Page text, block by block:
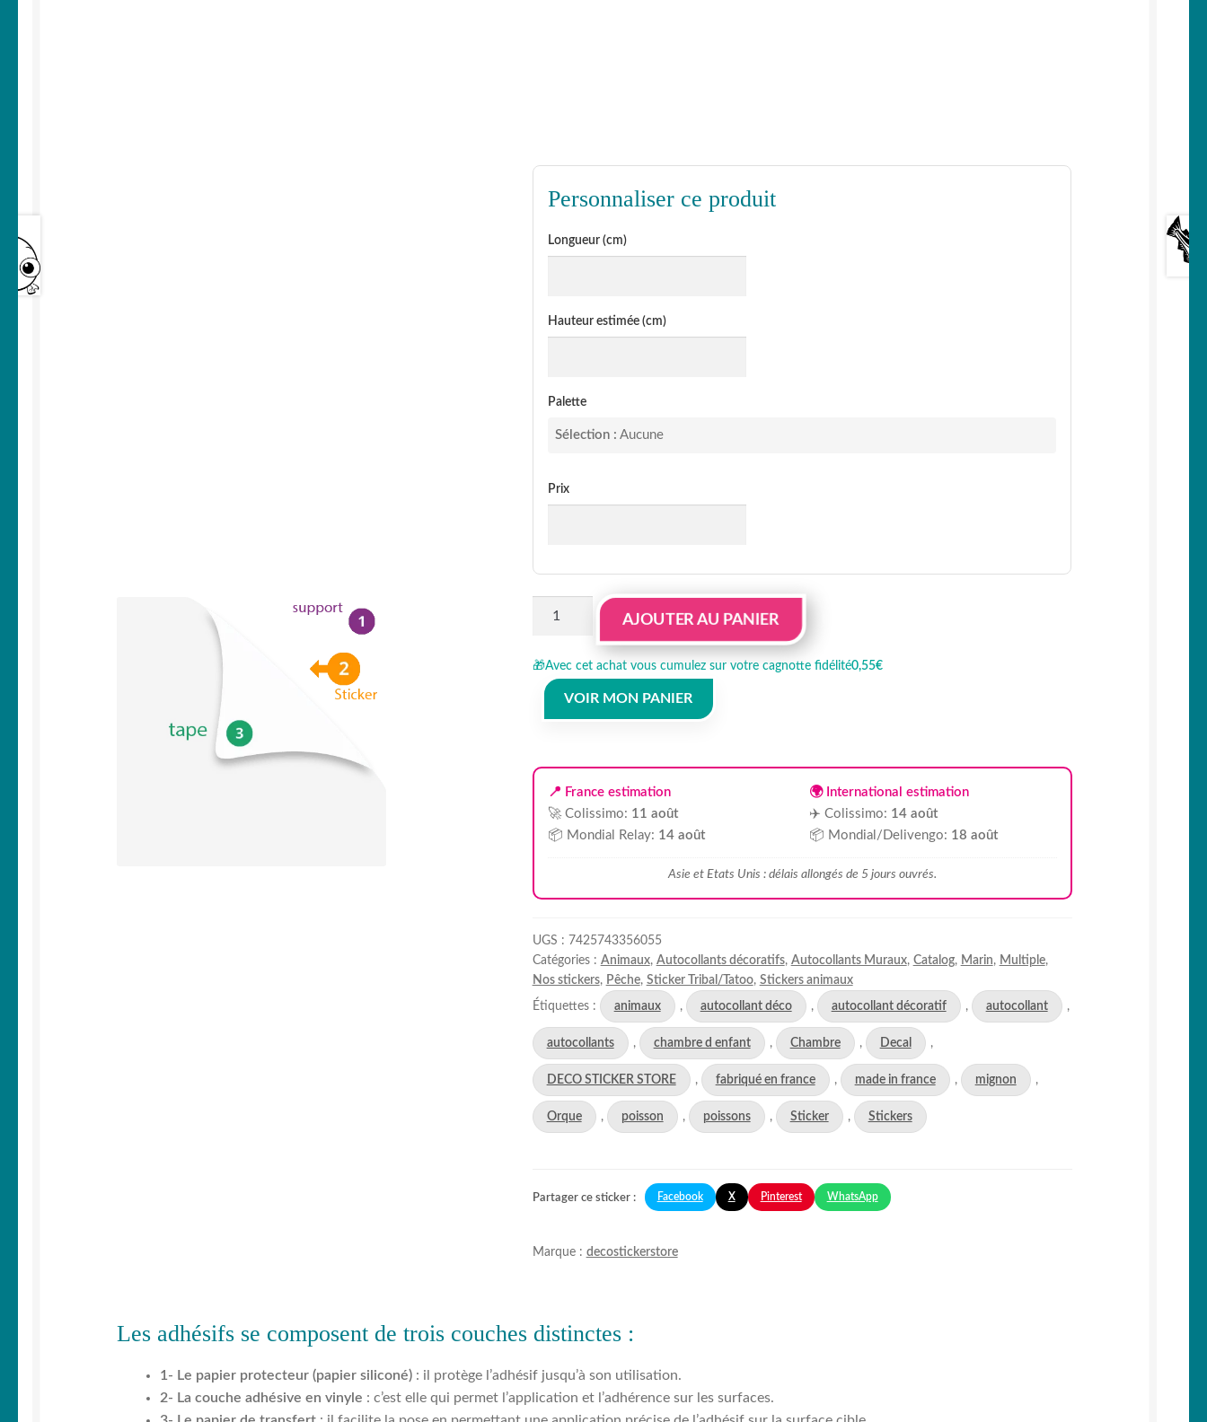
Personnaliser ce produit
Longueur (cm)
Hauteur estimée (cm)
Palette
Sélection : Aucune
Prix
autocollant
poisson
orque
AJOUTER AU PANIER
🎁Avec cet achat vous cumulez sur votre cagnotte fidélité0,55€
VOIR MON PANIER
📍 France estimation
🚀 Colissimo: 11 août
📦 Mondial Relay: 14 août
🌍 International estimation
✈️ Colissimo: 14 août
📦 Mondial/Delivengo: 18 août
Asie et Etats Unis : délais allongés de 5 jours ouvrés.
UGS : 7425743356055
Catégories : Animaux, Autocollants décoratifs, Autocollants Muraux, Catalog, Marin, Multiple,
Nos stickers, Pêche, Sticker Tribal/Tatoo, Stickers animaux
Étiquettes : animaux , autocollant déco , autocollant décoratif , autocollant ,
autocollants , chambre d enfant , Chambre , Decal ,
DECO STICKER STORE , fabriqué en france , made in france , mignon ,
Orque , poisson , poissons , Sticker , Stickers
Partager ce sticker : Facebook X Pinterest WhatsApp
Marque : decostickerstore
Les adhésifs se composent de trois couches distinctes :
1- Le papier protecteur (papier siliconé) : il protège l’adhésif jusqu’à son utilisation.
2- La couche adhésive en vinyle : c’est elle qui permet l’application et l’adhérence sur les surfaces.